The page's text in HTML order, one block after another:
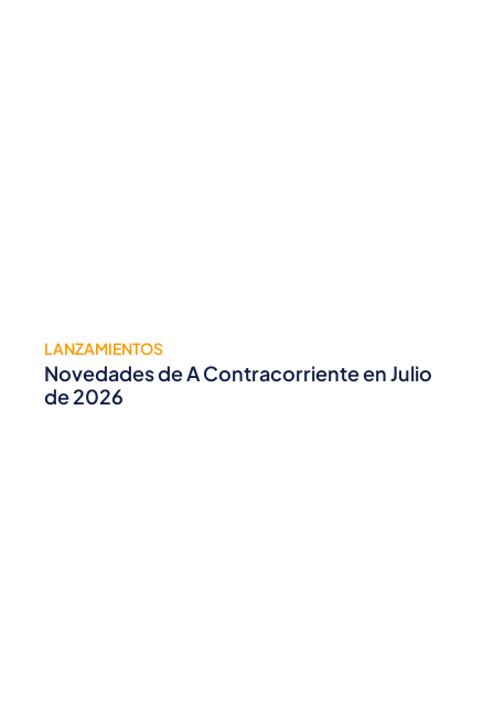
LANZAMIENTOS
Novedades de A Contracorriente en Julio
de 2026